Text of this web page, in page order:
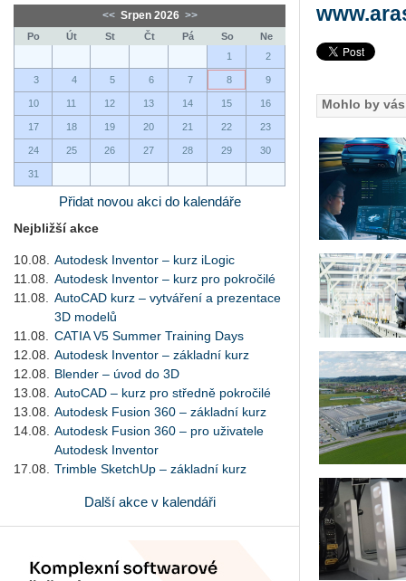
<< Srpen 2026 >>
Po Út St Čt Pá So
Ne
1
2
3 4 5 6 7 8 9
10 11 12 13 14 15 16
17 18 19 20 21 22 23
24 25 26 27 28 29 30
31
Přidat novou akci do kalendáře
Nejbližší akce
10.08.
Autodesk Inventor – kurz iLogic
11.08.
Autodesk Inventor – kurz pro pokročilé
11.08.
AutoCAD kurz – vytváření a prezentace
3D modelů
11.08.
CATIA V5 Summer Training Days
12.08.
Autodesk Inventor – základní kurz
12.08.
Blender – úvod do 3D
13.08.
AutoCAD – kurz pro středně pokročilé
13.08.
Autodesk Fusion 360 – základní kurz
14.08.
Autodesk Fusion 360 – pro uživatele
Autodesk Inventor
17.08.
Trimble SketchUp – základní kurz
Další akce v kalendáři
Mohlo by